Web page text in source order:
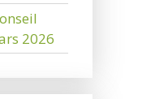
2026